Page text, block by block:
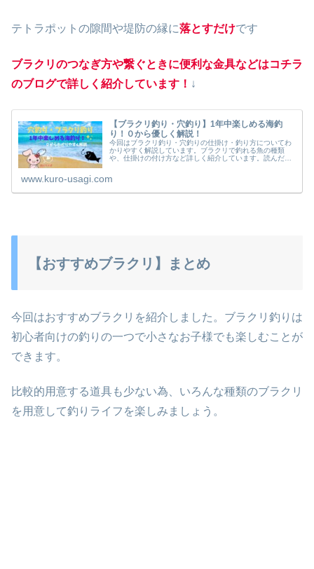
テトラポットの隙間や堤防の縁に落とすだけです
ブラクリのつなぎ方や繋ぐときに便利な金具などはコチラ
のブログで詳しく紹介しています！ ↓
【ブラクリ釣り・穴釣り】1年中楽しめる海釣
り！０から優しく解説！
今回はブラクリ釣り・穴釣りの仕掛け・釣り方についてわ
かりやすく解説しています。ブラクリで釣れる魚の種類
や、仕掛けの付け方など詳しく紹介しています。読んだら
www.kuro-usagi.com
【おすすめブラクリ】まとめ
今回はおすすめブラクリを紹介しました。ブラクリ釣りは
初心者向けの釣りの一つで小さなお子様でも楽しむことが
できます。
比較的用意する道具も少ない為、いろんな種類のブラクリ
を用意して釣りライフを楽しみましょう。